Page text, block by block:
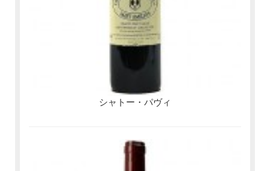
シャトー・パヴィ